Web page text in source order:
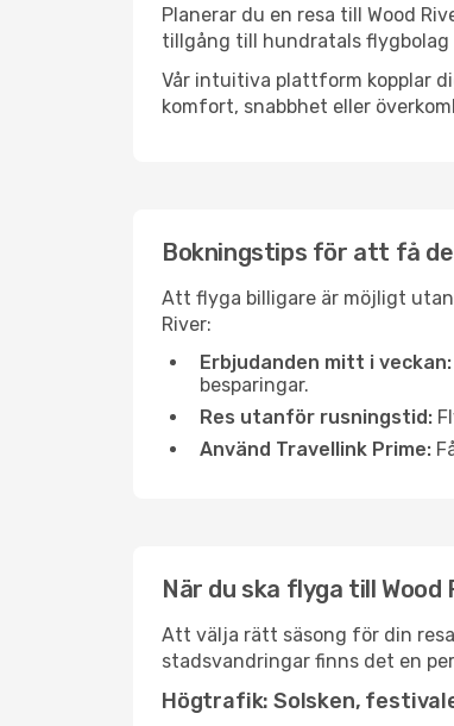
Planerar du en resa till Wood
tillgång till hundratals
Vår intuitiva plattform kopplar
komfort, snabbhet eller
Bokningstips för att få
Att flyga billigare är möjligt
River:
Erbjudanden mitt i veckan:
besparingar.
Res utanför rusningstid:
Använd Travellink Prime:
När du ska flyga till
Att välja rätt säsong för din
stadsvandringar finns det en
Högtrafik: Solsken,